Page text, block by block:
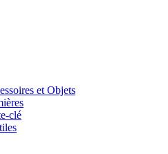
et Objets
clé